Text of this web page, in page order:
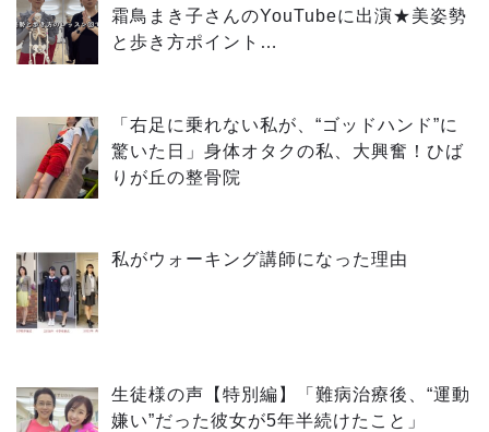
霜鳥まき子さんのYouTubeに出演★美姿勢
と歩き方ポイント…
「右足に乗れない私が、“ゴッドハンド”に
驚いた日」身体オタクの私、大興奮！ひば
りが丘の整骨院
私がウォーキング講師になった理由
生徒様の声【特別編】「難病治療後、“運動
嫌い”だった彼女が5年半続けたこと」